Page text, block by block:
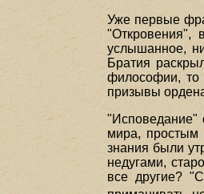
Уже первые
"Откровения",
услышанное,
Братия
философии, то
призывы
"Исповедание"
мира, простым
знания были
недугами,
все другие?